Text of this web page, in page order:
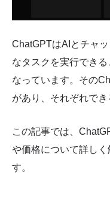
ChatGPTはAIとチャ
なタスクを実行でき
なっています。その
があり、それぞれでき
この記事では、
や価格について詳し
す。